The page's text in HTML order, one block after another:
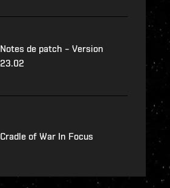
Notes de patch – Version
23.02
Cradle of War In Focus